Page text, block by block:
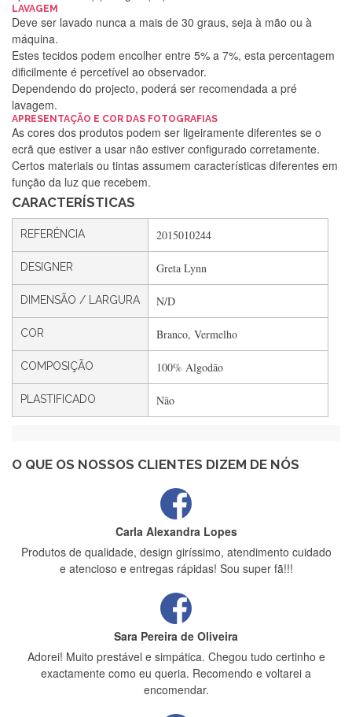
LAVAGEM
Deve ser lavado nunca a mais de 30 graus, seja à mão ou à
máquina.
Estes tecidos podem encolher entre 5% a 7%, esta percentagem
dificilmente é percetível ao observador.
Dependendo do projecto, poderá ser recomendada a pré
lavagem.
APRESENTAÇÃO E COR DAS FOTOGRAFIAS
As cores dos produtos podem ser ligeiramente diferentes se o
ecrã que estiver a usar não estiver configurado corretamente.
Certos materiais ou tintas assumem características diferentes em
função da luz que recebem.
CARACTERÍSTICAS
REFERÊNCIA 2015010244
DESIGNER Greta Lynn
DIMENSÃO / LARGURA N/D
COR Branco, Vermelho
COMPOSIÇÃO 100% Algodão
PLASTIFICADO Não
O QUE OS NOSSOS CLIENTES DIZEM DE NÓS
Silvia Lopes
Encomenda direitinha. Rapidez e segurança. Volto a
encomendar.
Silvia André
Gostei ,Serviço bastante rápido. recomendo
Filipa Freire
Rápido, atendimento 5*. Hoje chegará a segunda encomenda
feita de muitas certamente❤️
estrelas
Carla Alexandra Lopes
Produtos de qualidade, design giríssimo, atendimento cuidado
e atencioso e entregas rápidas! Sou super fã!!!
Sara Pereira de Oliveira
Adorei! Muito prestável e simpática. Chegou tudo certinho e
exactamente como eu queria. Recomendo e voltarei a
encomendar.